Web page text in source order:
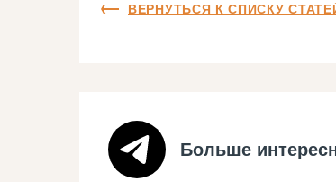
ВЕРНУТЬСЯ К СПИСКУ
Больше